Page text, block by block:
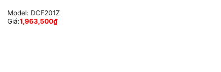
Model: DCF201Z
Giá:1,963,500₫